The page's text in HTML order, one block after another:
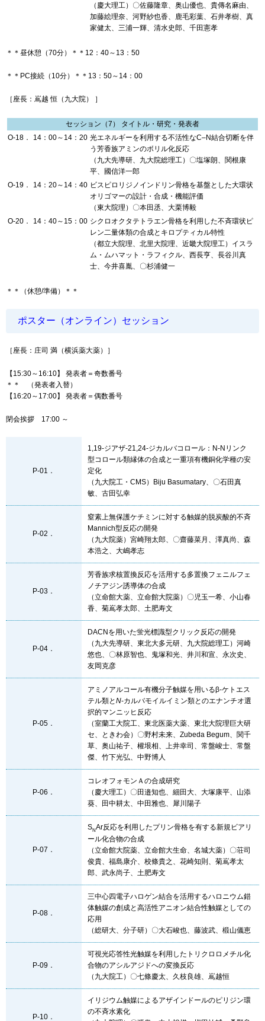
（慶大理工）〇佐藤隆章、奥山優也、貴傳名麻由、
加藤絵理奈、河野紗也香、鹿毛彩葉、石井孝樹、真
家健太、三浦一輝、清水史郎、千田憲孝
＊＊昼休憩（70分）＊＊12：40～13：50
＊＊PC接続（10分）＊＊13：50～14：00
［座長：嶌越 恒（九大院） ］
セッション（7） タイトル・研究・発表者
O-18．
14：00～14：20 光エネルギーを利用する不活性なC–N結合切断を伴
う芳香族アミンのボリル化反応
（九大先導研、九大院総理工）〇塩塚朗、関根康
平、國信洋一郎
O-19．
14：20～14：40 ビスピロリジノインドリン骨格を基盤とした大環状
オリゴマーの設計・合成・機能評価
（東大院理）〇本田丞、大栗博毅
O-20．
14：40～15：00 シクロオクタテトラエン骨格を利用した不斉環状ピ
レン二量体類の合成とキロプティカル特性
（都立大院理、北里大院理、近畿大院理工）イスラ
ム・ムハマット・ラフィクル、西長亨、長谷川真
士、今井喜胤、〇杉浦健一
＊＊（休憩/準備）＊＊
ポスター（オンライン）セッション
［座長：庄司 満（横浜薬大薬）］
【15:30～16:10】 発表者＝奇数番号
＊＊ （発表者入替）
【16:20～17:00】 発表者＝偶数番号
閉会挨拶 17:00 ～
P-01．
1,19-ジアザ-21,24-ジカルバコロール：N-Nリンク
型コロール類縁体の合成と一重項有機銅化学種の安
定化
（九大院工・CMS）Biju Basumatary、〇石田真
敏、古田弘幸
P-02．
窒素上無保護ケチミンに対する触媒的脱炭酸的不斉
Mannich型反応の開発
（九大院薬）宮崎翔太郎、〇齋藤菜月、澤真尚、森
本浩之、大嶋孝志
P-03．
芳香族求核置換反応を活用する多置換フェニルフェ
ノチアジン誘導体の合成
（立命館大薬、立命館大院薬）〇児玉一希、小山春
香、菊嶌孝太郎、土肥寿文
P-04．
DACNを用いた蛍光標識型クリック反応の開発
（九大先導研、東北大多元研、九大院総理工）河崎
悠也、〇林原智也、鬼塚和光、井川和宣、永次史、
友岡克彦
P-05．
アミノアルコール有機分子触媒を用いるβ-ケトエス
テル類とN-カルバモイルイミン類とのエナンチオ選
択的マンニッヒ反応
（室蘭工大院工、東北医薬大薬、東北大院理巨大研
セ、ときわ会）〇野村未来、Zubeda Begum、関千
草、奥山祐子、權垠相、上井幸司、常盤峻士、常盤
傑、竹下光弘、中野博人
P-06．
コレオフォモンＡの合成研究
（慶大理工）〇田邉知也、細田大、大塚康平、山添
葵、田中耕太、中田雅也、犀川陽子
P-07．
SNAr反応を利用したプリン骨格を有する新規ビアリ
ール化合物の合成
（立命館大院薬、立命館大生命、名城大薬）〇荘司
俊貴、福島康介、校條貴之、花崎知則、菊嶌孝太
郎、武永尚子、土肥寿文
P-08．
三中心四電子ハロゲン結合を活用するハロニウム錯
体触媒の創成と高活性アニオン結合性触媒としての
応用
（総研大、分子研）〇大石峻也、藤波武、椴山儀恵
P-09．
可視光応答性光触媒を利用したトリクロロメチル化
合物のアシルアジドへの変換反応
（九大院工）〇七條慶太、久枝良雄、嶌越恒
P-10．
イリジウム触媒によるアザインドールのピリジン環
の不斉水素化